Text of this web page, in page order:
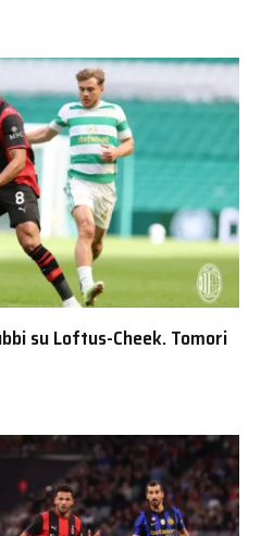
su Loftus-Cheek. Tomori